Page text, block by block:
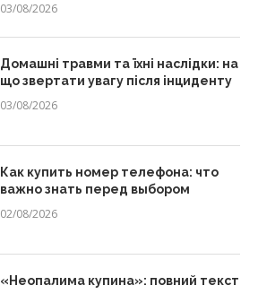
03/08/2026
Домашні травми та їхні наслідки: на
що звертати увагу після інциденту
03/08/2026
Как купить номер телефона: что
важно знать перед выбором
02/08/2026
«Неопалима купина»: повний текст